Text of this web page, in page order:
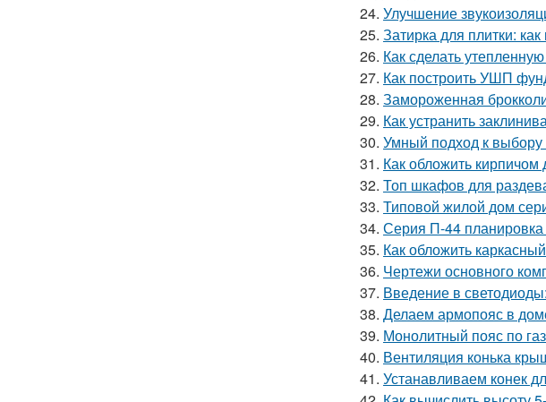
24. Улучшение
25. Затирка для плитки:
26. Как сделать
27. Как построить УШП
28. Замороженная
29. Как устранить
30. Умный подход к
31. Как обложить
32. Топ шкафов для
33. Типовой жилой дом
34. Серия П-44
35. Как обложить
36. Чертежи основного
37. Введение в
38. Делаем армопояс в
39. Монолитный пояс по
40. Вентиляция конька
41. Устанавливаем конек